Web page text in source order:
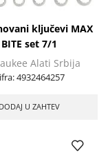
ključevi MAX
BITE set 7/1
Alati Srbija
4932464257
DODAJ U ZAHTEV